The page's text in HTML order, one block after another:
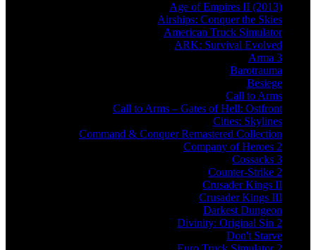
Age of Empires II (2013)
Airships: Conquer the Skies
American Truck Simulator
ARK: Survival Evolved
Arma 3
Barotrauma
Besiege
Call to Arms
Call to Arms – Gates of Hell: Ostfront
Cities: Skylines
Command & Conquer Remastered Collection
Company of Heroes 2
Cossacks 3
Counter-Strike 2
Crusader Kings II
Crusader Kings III
Darkest Dungeon
Divinity: Original Sin 2
Don't Starve